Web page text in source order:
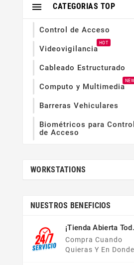
CATEGORIAS TOP

Control de Acceso
Videovigilancia
HOT
Cableado Estructurado
Computo y Multimedia
Barreras Vehiculares
Biométricos para Control
de Acceso
WORKSTATIONS
NUESTROS BENEFICIOS
¡Tienda Abierta
El Año!
Compra Cuando
Quieras Y En Donde